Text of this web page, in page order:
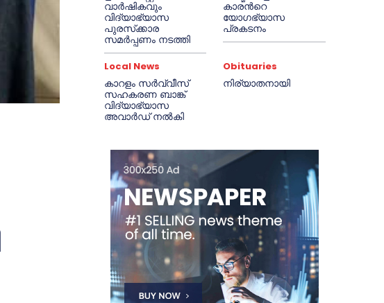
വാർഷികവും
വിദ്യാഭ്യാസ
പുരസ്‌ക്കാര
സമർപ്പണം നടത്തി
കാരൻറെ
യോഗഭ്യാസ
പ്രകടനം
Local News
കാറളം സർവ്വീസ്
സഹകരണ ബാങ്ക്
വിദ്യാഭ്യാസ
അവാർഡ് നൽകി
Obituaries
നിര്യാതനായി